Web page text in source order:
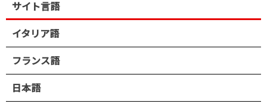
サイト言語
イタリア語
フランス語
日本語